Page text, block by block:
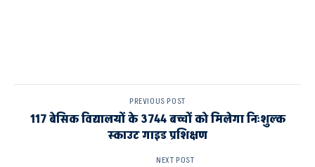
PREVIOUS POST
117 बेसिक विद्यालयों के 3744 बच्चों को मिलेगा निःशुल्क
स्काउट गाइड प्रशिक्षण
NEXT POST